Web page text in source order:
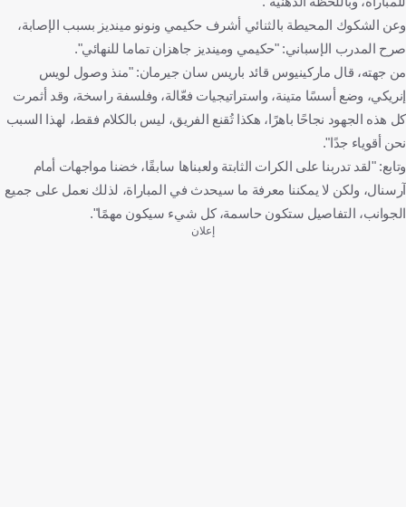
وعن الشكوك المحيطة بالثنائي أشرف حكيمي ونونو مينديز بسبب الإصابة،
صرح المدرب الإسباني: "حكيمي ومينديز جاهزان تماما للنهائي".
من جهته، قال ماركينيوس قائد باريس سان جيرمان: "منذ وصول لويس
إنريكي، وضع أسسًا متينة، واستراتيجيات فعّالة، وفلسفة راسخة، وقد أثمرت
كل هذه الجهود نجاحًا باهرًا، هكذا تُقنع الفريق، ليس بالكلام فقط، لهذا السبب
نحن أقوياء جدًا".
وتابع: "لقد تدربنا على الكرات الثابتة ولعبناها سابقًا، خضنا مواجهات أمام
آرسنال، ولكن لا يمكننا معرفة ما سيحدث في المباراة، لذلك نعمل على جميع
الجوانب، التفاصيل ستكون حاسمة، كل شيء سيكون مهمًا".
إعلان